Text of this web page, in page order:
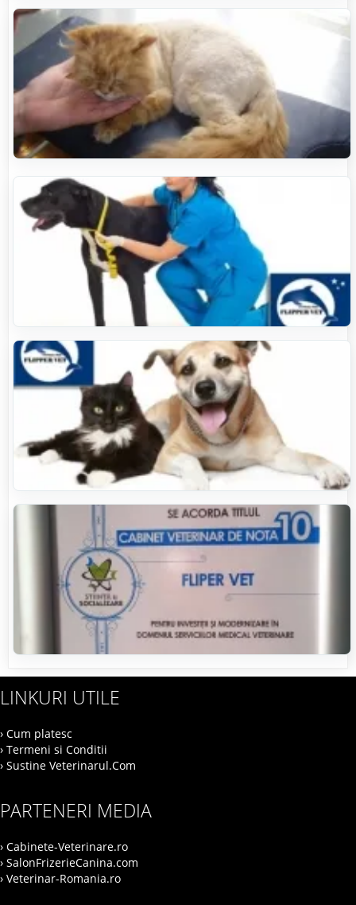
LINKURI UTILE
› Cum platesc
› Termeni si Conditii
› Sustine Veterinarul.Com
PARTENERI MEDIA
› Cabinete-Veterinare.ro
› SalonFrizerieCanina.com
› Veterinar-Romania.ro